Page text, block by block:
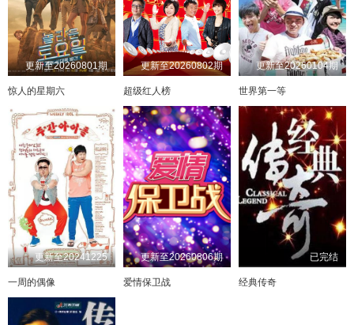
第20230530集 第20230531集 第20230601集 第20230605集
第20230606集 第20230607集 第20230608集 第20230612集
第20230613集 第20230614集 第20230615集 第20230619集
第20230627集 第20230628集 第20230629集 第20230703集
第20230704集 第20230705集 第20230706集 第20230710集
第20230711集 第20230712集 第20230713集 第20230717集
第20230718集 第20230719集 第20230720集 第20230724集
第20230725集 第20230726集 第20230727集 第20230731集
第20230801集 第20230802集 第20230803集 第20230807集
第20230808集 第20230809集
20240109 迅雷下载 直接下载
20231219 迅雷下载 直接下载
20231129 迅雷下载 直接下载
20231019 迅雷下载 直接下载
20231009 迅雷下载 直接下载
20230919 迅雷下载 直接下载
20230829 迅雷下载 直接下载
20230809 迅雷下载 直接下载
20230719
更新至20260801期
惊人的星期六
更新至20260802期
超级红人榜
更新至20260104期
世界第一等
更新至20241225
一周的偶像
更新至20260806期
爱情保卫战
已完结
经典传奇